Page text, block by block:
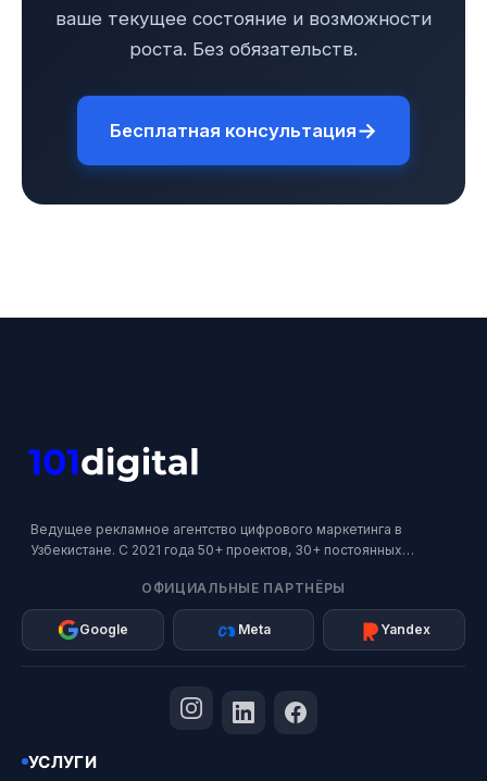
ваше текущее состояние и возможности
роста. Без обязательств.
Бесплатная консультация→
Ведущее рекламное агентство цифрового маркетинга в
Узбекистане. С 2021 года 50+ проектов, 30+ постоянных
ОФИЦИАЛЬНЫЕ ПАРТНЁРЫ
Google Meta Yandex
УСЛУГИ